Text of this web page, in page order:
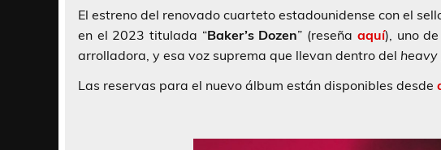
El estreno del renovado cuarteto estadounidense con el
en el 2023 titulada “Baker’s Dozen” (reseña aquí), uno
arrolladora, y esa voz suprema que llevan dentro del heavy
Las reservas para el nuevo álbum están disponibles desde